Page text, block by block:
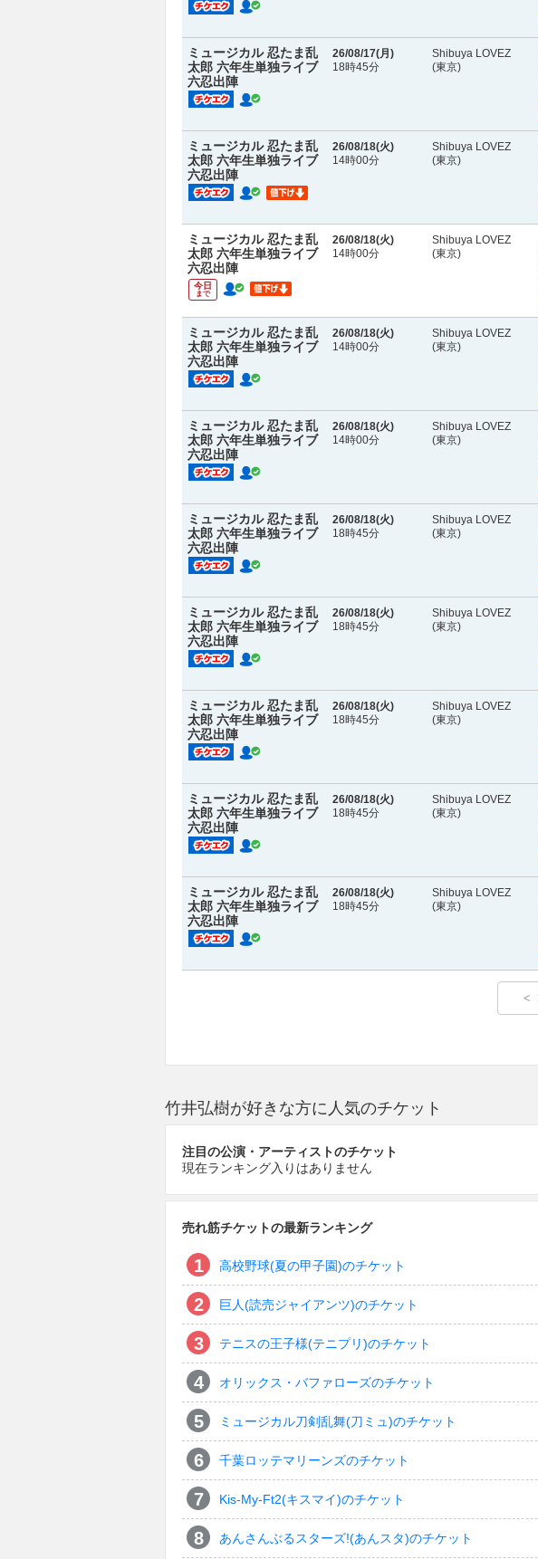
ミュージカル 忍たま乱
太郎 六年生単独ライブ
六忍出陣
26/08/17(月 )
18時45分
Shibuya LOVEZ
(東京)
ミュージカル 忍たま乱
太郎 六年生単独ライブ
六忍出陣
26/08/18(火)
14時00分
Shibuya LOVEZ
(東京)
ミュージカル 忍たま乱
太郎 六年生単独ライブ
六忍出陣
今日
まで
26/08/18(火)
14時00分
Shibuya LOVEZ
(東京)
ミュージカル 忍たま乱
太郎 六年生単独ライブ
六忍出陣
26/08/18(火)
14時00分
Shibuya LOVEZ
(東京)
ミュージカル 忍たま乱
太郎 六年生単独ライブ
六忍出陣
26/08/18(火)
14時00分
Shibuya LOVEZ
(東京)
ミュージカル 忍たま乱
太郎 六年生単独ライブ
六忍出陣
26/08/18(火)
18時45分
Shibuya LOVEZ
(東京)
ミュージカル 忍たま乱
太郎 六年生単独ライブ
六忍出陣
26/08/18(火)
18時45分
Shibuya LOVEZ
(東京)
ミュージカル 忍たま乱
太郎 六年生単独ライブ
六忍出陣
26/08/18(火)
18時45分
Shibuya LOVEZ
(東京)
ミュージカル 忍たま乱
太郎 六年生単独ライブ
六忍出陣
26/08/18(火)
18時45分
Shibuya LOVEZ
(東京)
ミュージカル 忍たま乱
太郎 六年生単独ライブ
六忍出陣
26/08/18(火)
18時45分
Shibuya LOVEZ
(東京)
<
竹井弘樹が好きな方に人気のチケット
注目の公演・アーティストのチケット
現在ランキング入りはありません
売れ筋チケットの最新ランキング
高校野球(夏の甲子園)のチケット
巨人(読売ジャイアンツ)のチケット
テニスの王子様(テニプリ)のチケット
オリックス・バファローズのチケット
ミュージカル刀剣乱舞(刀ミュ)のチケット
千葉ロッテマリーンズのチケット
Kis-My-Ft2(キスマイ)のチケット
あんさんぶるスターズ!(あんスタ)のチケット